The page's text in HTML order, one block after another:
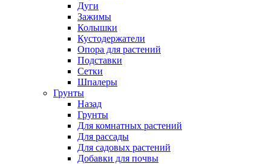
Дуги
Зажимы
Колышки
Кустодержатели
Опора для растений
Подставки
Сетки
Шпалеры
Грунты
Назад
Грунты
Для комнатных растений
Для рассады
Для садовых растений
Добавки для почвы